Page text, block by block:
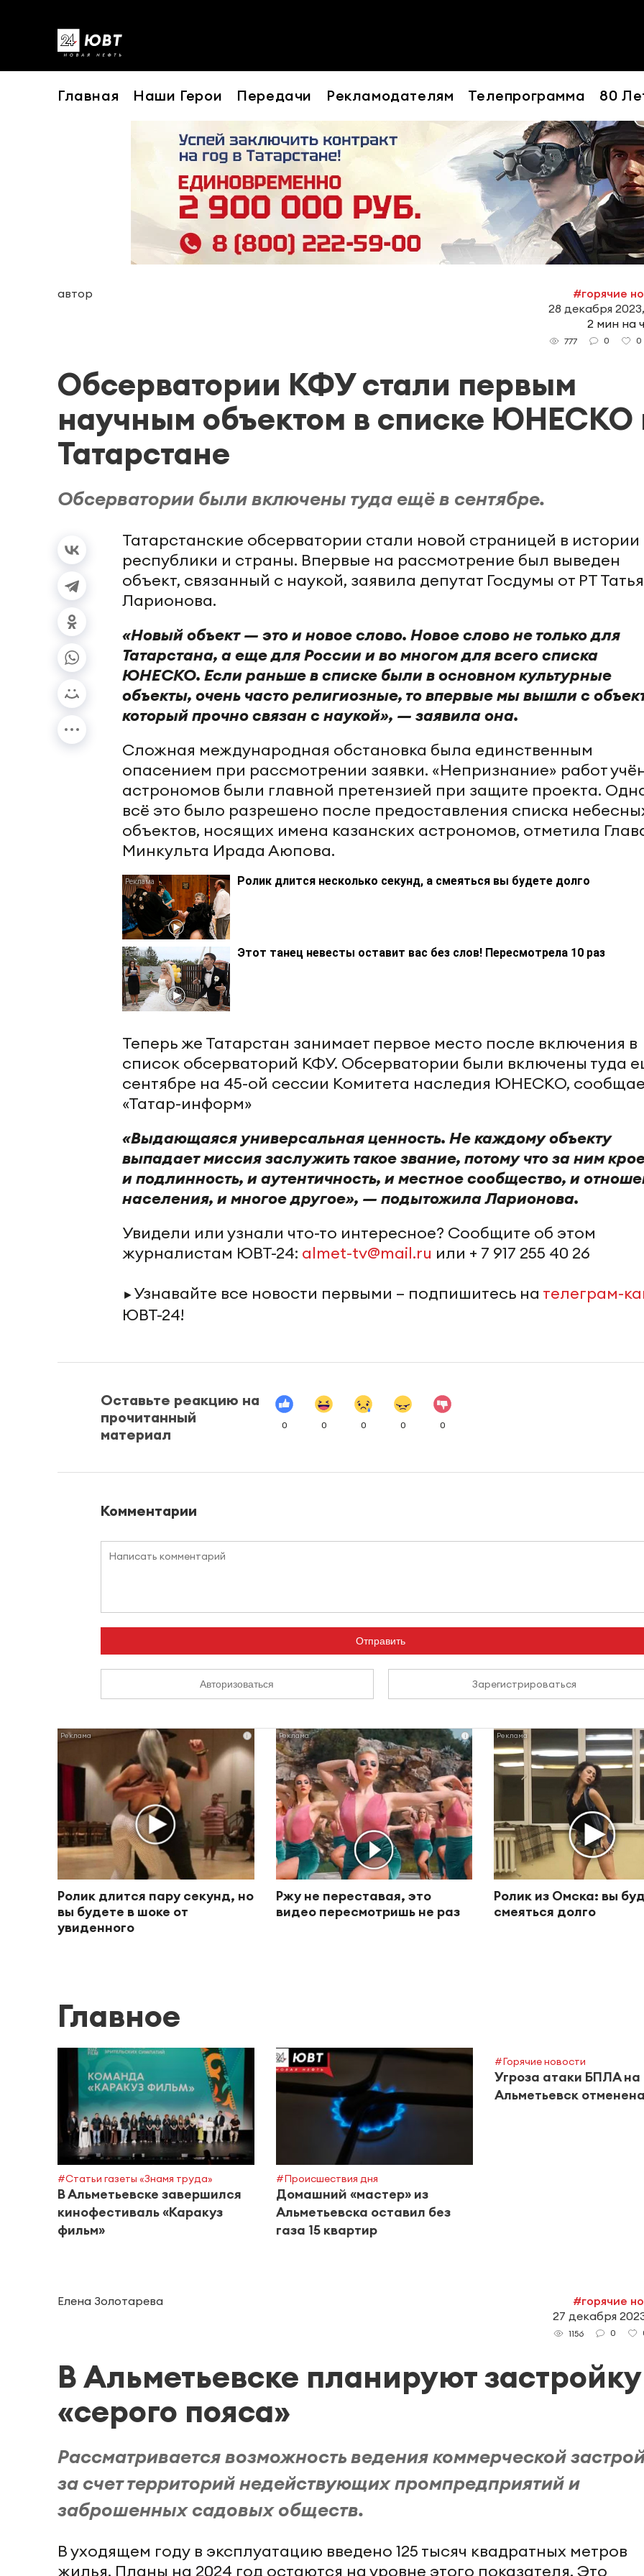
Главная Наши Герои Передачи Рекламодателям Телепрограмма 80
автор
#горячие
28 декабря
2 мин на
777 0 0
Обсерватории КФУ стали первым
научным объектом в списке ЮНЕСКО
Татарстане
Обсерватории были включены туда ещё в сентябре.
Татарстанские обсерватории стали новой страницей в истории
республики и страны. Впервые на рассмотрение был выведен
объект, связанный с наукой, заявила депутат Госдумы от РТ
Ларионова.
«Новый объект — это и новое слово. Новое слово не только для
Татарстана, а еще для России и во многом для всего списка
ЮНЕСКО. Если раньше в списке были в основном культурные
объекты, очень часто религиозные, то впервые мы вышли с
который прочно связан с наукой», — заявила она.
Сложная международная обстановка была единственным
опасением при рассмотрении заявки. «Непризнание» работ
астрономов были главной претензией при защите проекта.
всё это было разрешено после предоставления списка
объектов, носящих имена казанских астрономов, отметила
Минкульта Ирада Аюпова.
Ролик длится несколько секунд, а смеяться вы будете долго
Этот танец невесты оставит вас без слов! Пересмотрела 10 раз
Теперь же Татарстан занимает первое место после включения в
список обсерваторий КФУ. Обсерватории были включены туда
сентябре на 45-ой сессии Комитета наследия ЮНЕСКО,
«Татар-информ»
«Выдающаяся универсальная ценность. Не каждому объекту
выпадает миссия заслужить такое звание, потому что за ним
и подлинность, и аутентичность, и местное сообщество, и
населения, и многое другое», — подытожила Ларионова.
Увидели или узнали что-то интересное? Сообщите об этом
журналистам ЮВТ-24: almet-tv@mail.ru или + 7 917 255 40 26
► Узнавайте все новости первыми – подпишитесь на телеграм-
ЮВТ-24!
Оставьте реакцию на
прочитанный
материал
0 0 0 0 0
Комментарии
Отправить
Авторизоваться Зарегистрироваться
i
Ролик длится пару секунд, но
вы будете в шоке от
увиденного
i
Ржу не переставая, это
видео пересмотришь не раз
Ролик из Омска: вы
смеяться долго
Главное
#Статьи газеты «Знамя труда»
В Альметьевске завершился
кинофестиваль «Каракуз
фильм»
#Происшествия дня
Домашний «мастер» из
Альметьевска оставил без
газа 15 квартир
#Горячие новости
Угроза атаки БПЛА на
Альметьевск
Елена Золотарева
#горячие
27 декабря
1156 0
В Альметьевске планируют застройку
«серого пояса»
Рассматривается возможность ведения коммерческой
за счет территорий недействующих промпредприятий и
заброшенных садовых обществ.
В уходящем году в эксплуатацию введено 125 тысяч квадратных метров
жилья. Планы на 2024 год остаются на уровне этого показателя. Это